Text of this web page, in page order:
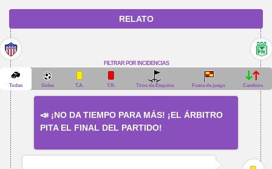
RELATO
FILTRAR POR INCIDENCIAS
Todas Goles T.A. T.R. Tiros de Esquina Fuera de juego Cambios
📣 ¡NO DA TIEMPO PARA MÁS! ¡EL ÁRBITRO
PITA EL FINAL DEL PARTIDO!